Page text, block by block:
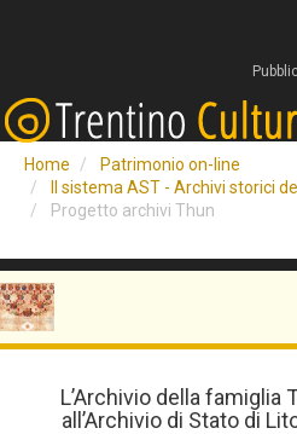
Home
Patrimonio on-line
Il sistema AST - Archivi storici
Progetto archivi Thun
L’Archivio della famiglia
all’Archivio di Stato di